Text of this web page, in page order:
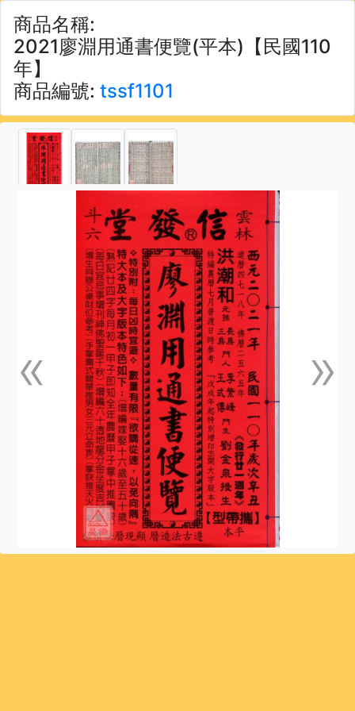
商品名稱:
2021廖淵用通書便覽(平本)【民國110
年】
商品編號: tssf1101
«上一張 »下一